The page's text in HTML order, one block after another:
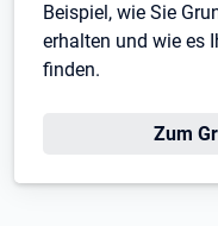
Beispiel, wie Sie
erhalten und wie es
finden.
Zum